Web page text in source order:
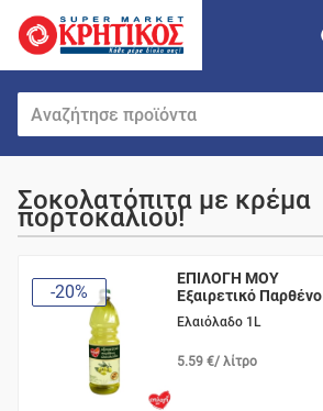
Σοκολατόπιτα με κρέμα
πορτοκαλιού!
-20%
ΕΠΙΛΟΓΗ ΜΟΥ
Εξαιρετικό Παρθένο
Ελαιόλαδο 1L
5.59 €/ λίτρο